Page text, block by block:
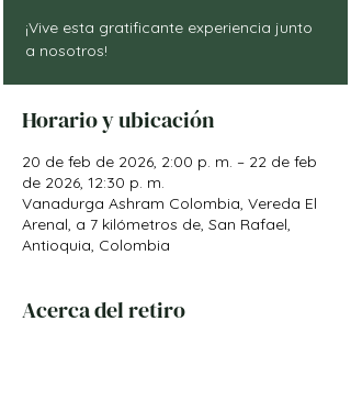
¡Vive esta gratificante experiencia junto
a nosotros!
Horario y ubicación
20 de feb de 2026, 2:00 p. m. – 22 de feb
de 2026, 12:30 p. m.
Vanadurga Ashram Colombia, Vereda El
Arenal, a 7 kilómetros de, San Rafael,
Antioquia, Colombia
Acerca del retiro